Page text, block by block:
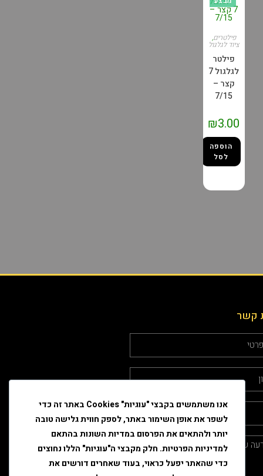
פילטרים,
ציוד לגלגול
פילטר
לגלגול 7
קצר –
7/15
₪3.00
הוספה
לסל
קשר
אנו משתמשים בקבצי "עוגיות" Cookies באתר זה כדי
לשפר את אופן השימור באתר, לספק חווית גלישה טובה
יותר ולהתאים את הפרסום במדיות השונות בהתאם
למדיניות הפרטיות. חלק מקבצי ה"עוגיות" הללו נחוצים
כדי שהאתר יפעל כראוי, בעוד שאחרים דורשים את